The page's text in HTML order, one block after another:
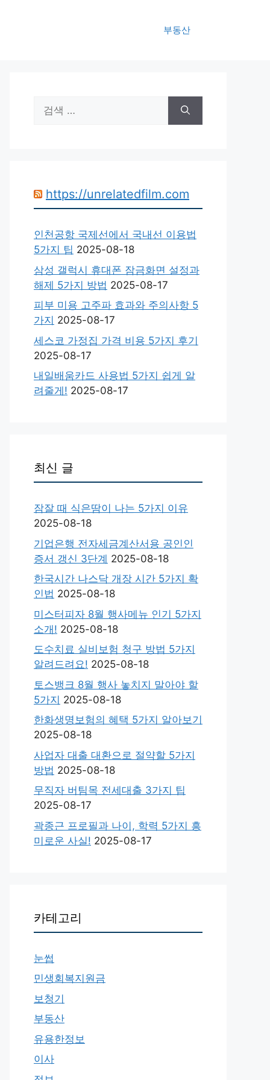
부동산
색:
https://unrelatedfilm.com
인천공항 국제선에서 국내선 이용법
5가지 팁 2025-08-18
삼성 갤럭시 휴대폰 잠금화면 설정과
해제 5가지 방법 2025-08-17
피부 미용 고주파 효과와 주의사항 5
가지 2025-08-17
세스코 가정집 가격 비용 5가지 후기
2025-08-17
내일배움카드 사용법 5가지 쉽게 알
려줄게! 2025-08-17
최신 글
잠잘 때 식은땀이 나는 5가지 이유
2025-08-18
기업은행 전자세금계산서용 공인인
증서 갱신 3단계 2025-08-18
한국시간 나스닥 개장 시간 5가지 확
인법 2025-08-18
미스터피자 8월 행사메뉴 인기 5가지
소개! 2025-08-18
도수치료 실비보험 청구 방법 5가지
알려드려요! 2025-08-18
토스뱅크 8월 행사 놓치지 말아야 할
5가지 2025-08-18
한화생명보험의 혜택 5가지 알아보기
2025-08-18
사업자 대출 대환으로 절약할 5가지
방법 2025-08-18
무직자 버팀목 전세대출 3가지 팁
2025-08-17
곽종근 프로필과 나이, 학력 5가지 흥
미로운 사실! 2025-08-17
카테고리
눈썹
민생회복지원금
보청기
부동산
유용한정보
이사